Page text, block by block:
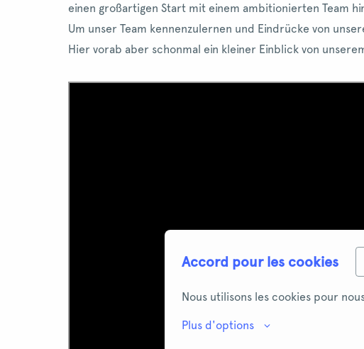
Accord pour les cookies
Nous utilisons les cookies pour
Plus d'options
einen großartigen Start mit einem ambitionierten Team
Um unser Team kennenzulernen und Eindrücke von
Hier vorab aber schonmal ein kleiner Einblick von